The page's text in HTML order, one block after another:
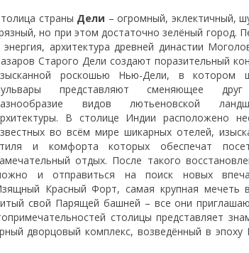
страны Дели – огромный, эклектичный,
но при этом достаточно зелёный город.
энергия, архитектура древней династии
Старого Дели создают поразительный
роскошью Нью-Дели, в котором
представляют сменяющее друг
видов лютьеновской
В столице Индии расположено
во всём мире шикарных отелей,
и комфорта которых обеспечат
отдых. После такого
и отправиться на поиск новых
Красный Форт, самая крупная мечеть
свой Парящей башней – все они
столицы представляет
дворцовый комплекс, возведённый в эпоху